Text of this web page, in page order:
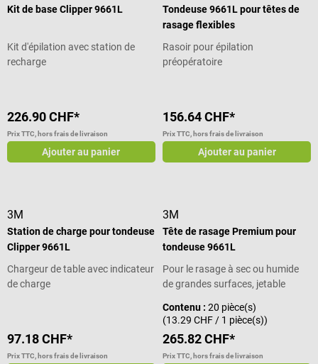
Kit de base Clipper 9661L
Kit d'épilation avec station de
recharge
226.90 CHF*
Prix TTC, hors frais de livraison
Ajouter au panier
Tondeuse 9661L pour têtes de
rasage flexibles
Rasoir pour épilation
préopératoire
156.64 CHF*
Prix TTC, hors frais de livraison
Ajouter au panier
3M
Station de charge pour tondeuse
Clipper 9661L
Chargeur de table avec indicateur
de charge
97.18 CHF*
Prix TTC, hors frais de livraison
3M
Tête de rasage Premium pour
tondeuse 9661L
Pour le rasage à sec ou humide
de grandes surfaces, jetable
Contenu :20 pièce(s)
(13.29 CHF / 1 pièce(s))
265.82 CHF*
Prix TTC, hors frais de livraison